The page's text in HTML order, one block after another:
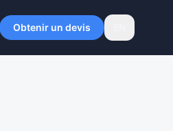
Obtenir un devis